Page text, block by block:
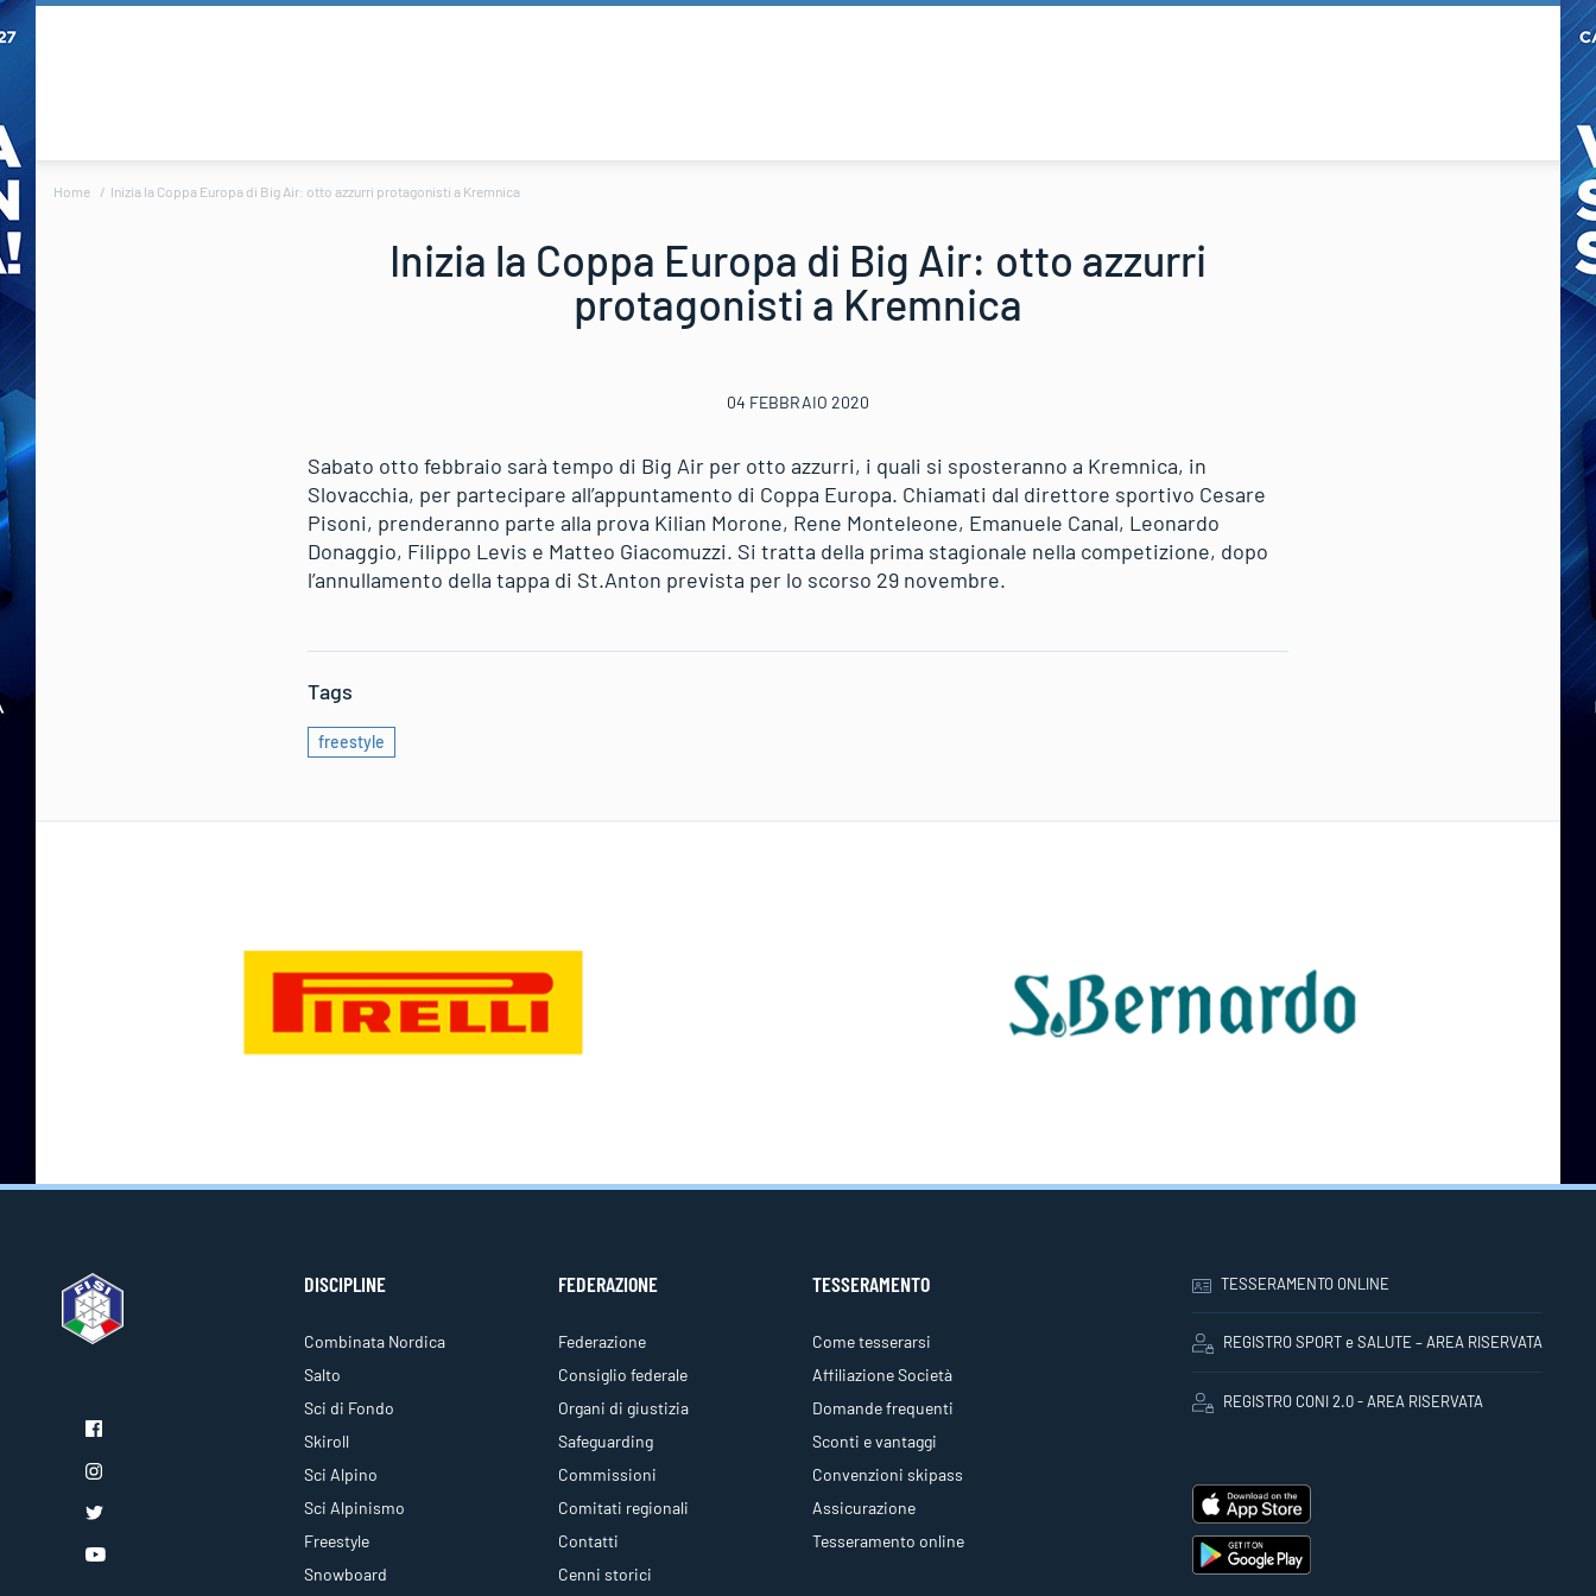
Home Inizia la Coppa Europa di Big Air: otto azzurri protagonisti a Kremnica
Inizia la Coppa Europa di Big Air: otto azzurri
protagonisti a Kremnica
04 FEBBRAIO 2020
Sabato otto febbraio sarà tempo di Big Air per otto azzurri, i quali si sposteranno a Kremnica, in
Slovacchia, per partecipare all’appuntamento di Coppa Europa. Chiamati dal direttore sportivo Cesare
Pisoni, prenderanno parte alla prova Kilian Morone, Rene Monteleone, Emanuele Canal, Leonardo
Donaggio, Filippo Levis e Matteo Giacomuzzi. Si tratta della prima stagionale nella competizione, dopo
l’annullamento della tappa di St.Anton prevista per lo scorso 29 novembre.
Tags
freestyle
DISCIPLINE
Combinata Nordica
Salto
Sci di Fondo
Skiroll
Sci Alpino
Sci Alpinismo
Freestyle
Snowboard
FEDERAZIONE
Federazione
Consiglio federale
Organi di giustizia
Safeguarding
Commissioni
Comitati regionali
Contatti
Cenni storici
TESSERAMENTO
Come tesserarsi
Affiliazione Società
Domande frequenti
Sconti e vantaggi
Convenzioni skipass
Assicurazione
Tesseramento online
TESSERAMENTO ONLINE
REGISTRO SPORT e SALUTE – AREA RISERVATA
REGISTRO CONI 2.0 - AREA RISERVATA